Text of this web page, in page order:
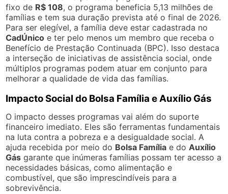
fixo de R$ 108, o programa beneficia 5,13 milhões de
famílias e tem sua duração prevista até o final de 2026.
Para ser elegível, a família deve estar cadastrada no
CadÚnico e ter pelo menos um membro que receba o
Benefício de Prestação Continuada (BPC). Isso destaca
a interseção de iniciativas de assistência social, onde
múltiplos programas podem atuar em conjunto para
melhorar a qualidade de vida das famílias.
Impacto Social do Bolsa Família e Auxílio Gás
O impacto desses programas vai além do suporte
financeiro imediato. Eles são ferramentas fundamentais
na luta contra a pobreza e a desigualdade social. A
ajuda recebida por meio do Bolsa Família e doAuxílio
Gás garante que inúmeras famílias possam ter acesso a
necessidades básicas, como alimentação e
combustível, que são imprescindíveis para a
sobrevivência.